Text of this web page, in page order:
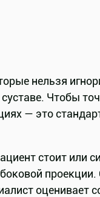
нельзя
Чтобы
— это
стоит или
оценивает